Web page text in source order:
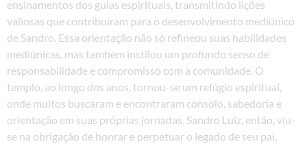
ensinamentos dos guias espirituais, transmitindo lições
valiosas que contribuíram para o desenvolvimento mediúnico
de Sandro. Essa orientação não só refineou suas habilidades
mediúnicas, mas também instilou um profundo senso de
responsabilidade e compromisso com a comunidade. O
templo, ao longo dos anos, tornou-se um refúgio espiritual,
onde muitos buscaram e encontraram consolo, sabedoria e
orientação em suas próprias jornadas. Sandro Luiz, então, viu-
se na obrigação de honrar e perpetuar o legado de seu pai,